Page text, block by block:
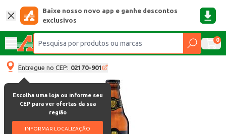
Baixe nosso novo app e ganhe descontos
exclusivos
0
Entregue no CEP: 02170-901
Escolha uma loja ou informe seu
CEP para ver ofertas da sua
região
INFORMAR LOCALIZAÇÃO